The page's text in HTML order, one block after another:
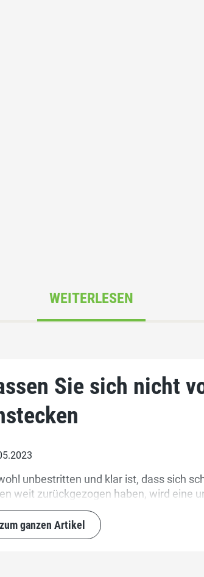
WEITERLESEN
Sie sich nicht
unbestritten und klar ist, dass sich
weit zurückgezogen haben, wird eine
zum ganzen Artikel